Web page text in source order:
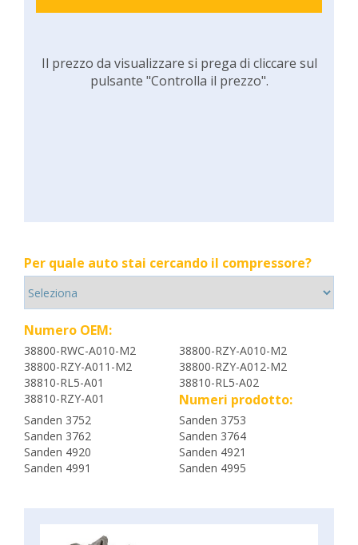
Il prezzo da visualizzare si prega di cliccare sul
pulsante "Controlla il prezzo".
Per quale auto stai cercando il compressore?
Numero OEM:
38800-RWC-A010-M2
38800-RZY-A010-M2
38800-RZY-A011-M2
38800-RZY-A012-M2
38810-RL5-A01
38810-RL5-A02
38810-RZY-A01
Numeri prodotto:
Sanden 3752
Sanden 3753
Sanden 3762
Sanden 3764
Sanden 4920
Sanden 4921
Sanden 4991
Sanden 4995